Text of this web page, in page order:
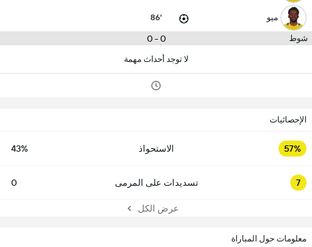
ميو 86'
شوط 0 - 0
لا توجد أحداث مهمة
الإحصائيات
57% الاستحواذ 43%
7 تسديدات على المرمى 0
عرض الكل
معلومات حول المباراة